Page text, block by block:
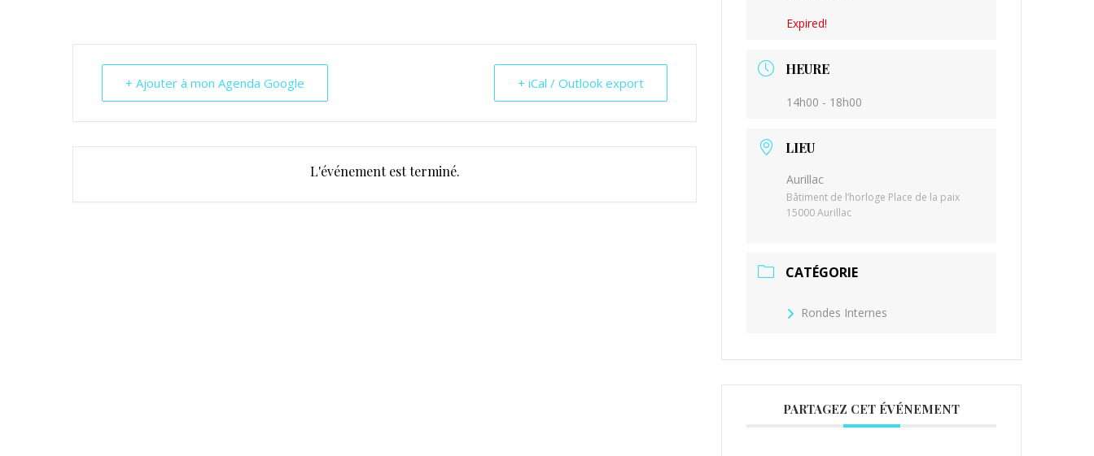
+ Ajouter à mon Agenda Google + iCal / Outlook export
L'événement est terminé.
Expired!
HEURE
14h00 - 18h00
LIEU
Aurillac
Bâtiment de l’horloge Place de la paix
15000 Aurillac
CATÉGORIE
Rondes Internes
PARTAGEZ CET ÉVÉNEMENT